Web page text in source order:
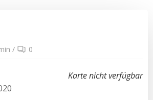
/ 0
Karte nicht verfügbar